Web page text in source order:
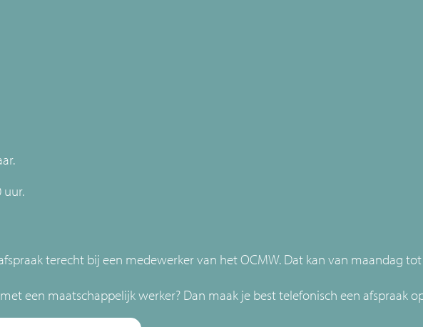
uur.
terecht bij een medewerker van het OCMW. Dat kan van maandag
een maatschappelijk werker? Dan maak je best telefonisch een afspraak